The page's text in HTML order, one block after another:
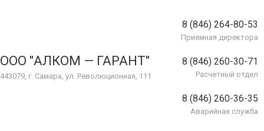
ООО "АЛКОМ — ГАРАНТ"
443079, г. Самара, ул. Революционная, 111
8 (846) 264-80-53
Приемная директора
8 (846) 260-30-71
Расчетный отдел
8 (846) 260-36-35
Аварийная служба